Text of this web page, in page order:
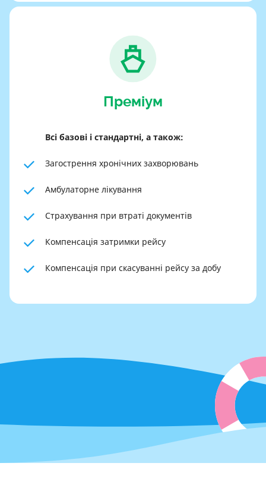
Преміум
Всі базові і стандартні, а також:
Загострення хронічних захворювань
Амбулаторне лікування
Страхування при втраті документів
Компенсація затримки рейсу
Компенсація при скасуванні рейсу за добу